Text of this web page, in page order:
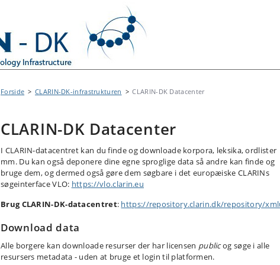
Forside CLARIN-DK-infrastrukturen CLARIN-DK Datacenter
CLARIN-DK Datacenter
I CLARIN-datacentret kan du finde og downloade korpora, leksika, ordlister
mm. Du kan også deponere dine egne sproglige data så andre kan finde og
bruge dem, og dermed også gøre dem søgbare i det europæiske CLARINs
søgeinterface VLO: https://vlo.clarin.eu
Brug CLARIN-DK-datacentret: https://repository.clarin.dk/repository/
Download data
Alle borgere kan downloade resurser der har licensen publicog søge i alle
resursers metadata - uden at bruge et login til platformen.